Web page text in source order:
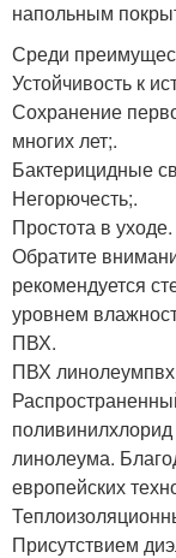
напольным
Среди
Устойчивость к
Сохранение
многих лет;.
Бактерицидные
Негорючесть;.
Простота в уходе.
Обратите
рекомендуется
уровнем
ПВХ.
ПВХ
линолеума.
европейских
Присутствием